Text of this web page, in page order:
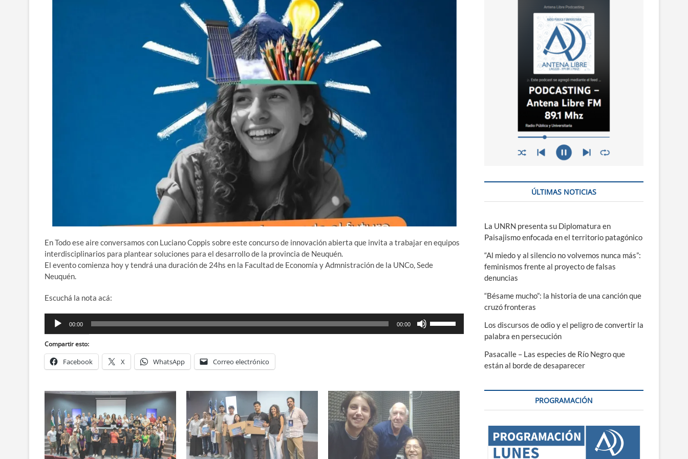
En Todo ese aire conversamos con Luciano Coppis sobre este concurso de innovación abierta que invita a trabajar en equipos
interdisciplinarios para plantear soluciones para el desarrollo de la provincia de Neuquén.
El evento comienza hoy y tendrá una duración de 24hs en la Facultad de Economía y Admnistración de la UNCo, Sede
Neuquén.
Escuchá la nota acá:
Reproductor
audio
00:00 00:00
aumentar
o
disminuir
el
volumen.
Compartir esto:
Facebook X WhatsApp Correo electrónico
ÚLTIMAS NOTICIAS
La UNRN presenta su Diplomatura en
Paisajismo enfocada en el territorio patagónico
“Al miedo y al silencio no volvemos nunca más”:
feminismos frente al proyecto de falsas
denuncias
“Bésame mucho”: la historia de una canción que
cruzó fronteras
Los discursos de odio y el peligro de convertir la
palabra en persecución
Pasacalle – Las especies de Río Negro que
están al borde de desaparecer
PROGRAMACIÓN